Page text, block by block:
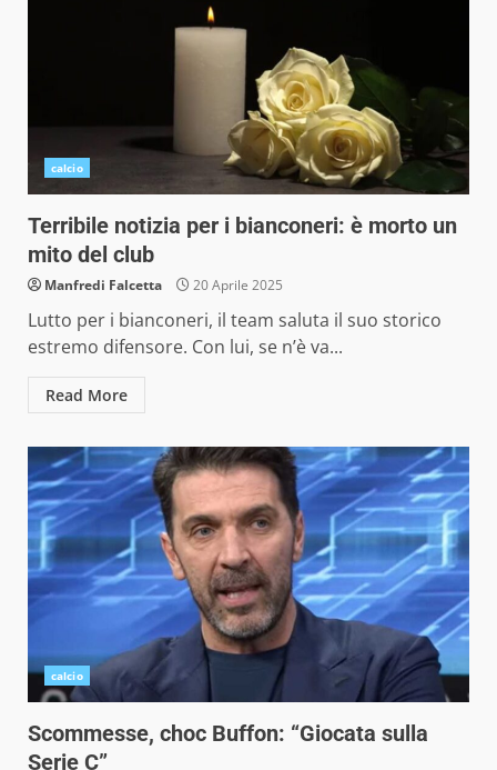
calcio
Terribile notizia per i bianconeri: è morto un
mito del club
Manfredi Falcetta 20 Aprile 2025
Lutto per i bianconeri, il team saluta il suo storico
estremo difensore. Con lui, se n’è va...
Read More
calcio
Scommesse, choc Buffon: “Giocata sulla
Serie C”